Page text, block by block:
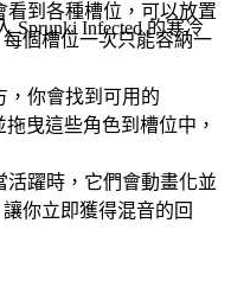
Sprunki Infected 的寒冷
看到各種槽位，可以放置
個槽位一次只能容納一
，你會找到可用的
拖曳這些角色到槽位中，
活躍時，它們會動畫化並
你立即獲得混音的回